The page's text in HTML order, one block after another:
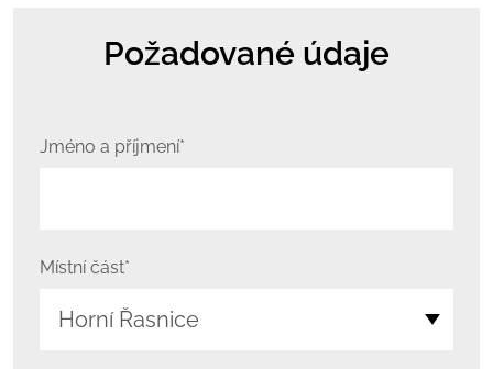
Požadované údaje
Jméno a příjmení*
Místní část*